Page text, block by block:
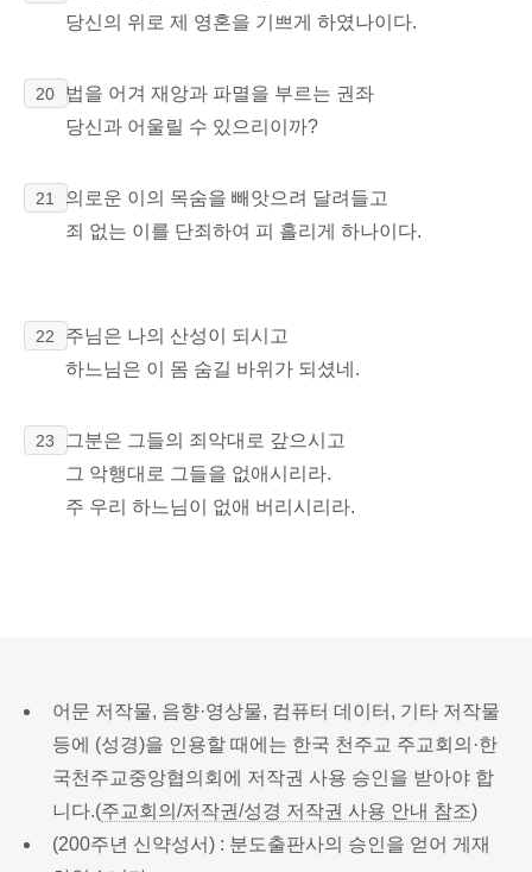
당신의 위로 제 영혼을 기쁘게 하였나이다.
20
법을 어겨 재앙과 파멸을 부르는 권좌
당신과 어울릴 수 있으리이까?
21
의로운 이의 목숨을 빼앗으려 달려들고
죄 없는 이를 단죄하여 피 흘리게 하나이다.
22
주님은 나의 산성이 되시고
하느님은 이 몸 숨길 바위가 되셨네.
23
그분은 그들의 죄악대로 갚으시고
그 악행대로 그들을 없애시리라.
주 우리 하느님이 없애 버리시리라.
어문 저작물, 음향·영상물, 컴퓨터 데이터, 기타 저작물
등에 (성경)을 인용할 때에는 한국 천주교 주교회의·한
국천주교중앙협의회에 저작권 사용 승인을 받아야 합
니다.(주교회의/저작권/성경 저작권 사용 안내 참조)
(200주년 신약성서) : 분도출판사의 승인을 얻어 게재